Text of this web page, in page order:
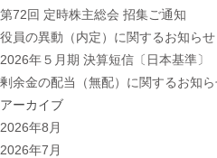
第72回 定時株主総会 招集ご通知
役員の異動（内定）に関するお知らせ
2026年５月期 決算短信〔日本基準〕
剰余金の配当（無配）に関するお知
アーカイブ
2026年8月
2026年7月